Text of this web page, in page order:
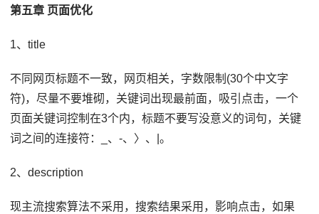
第五章 页面优化
1、title
不同网页标题不一致，网页相关，字数限制(30个中文字
符)，尽量不要堆砌，关键词出现最前面，吸引点击，一个
页面关键词控制在3个内，标题不要写没意义的词句，关键
词之间的连接符：_、-、〉、|。
2、description
现主流搜索算法不采用，搜索结果采用，影响点击，如果